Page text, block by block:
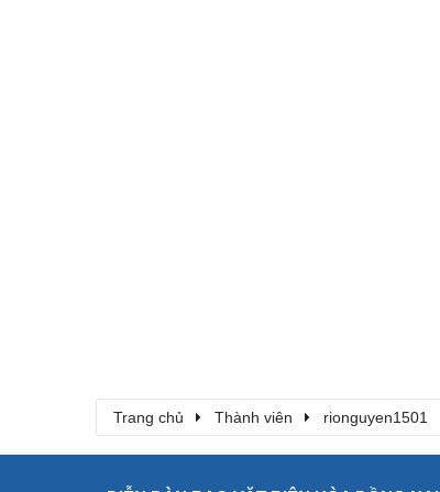
Trang chủ Thành viên rionguyen1501